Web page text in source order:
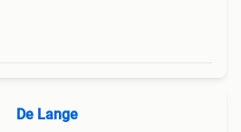
De Lange